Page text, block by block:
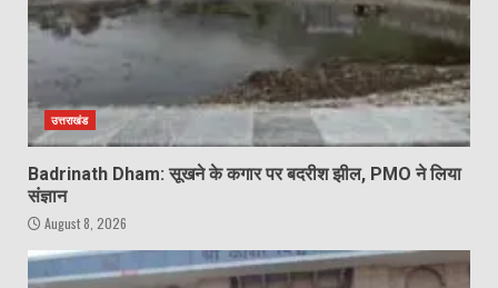
उत्तराखंड
Badrinath Dham: सूखने के कगार पर बदरीश झील, PMO ने लिया
संज्ञान
August 8, 2026